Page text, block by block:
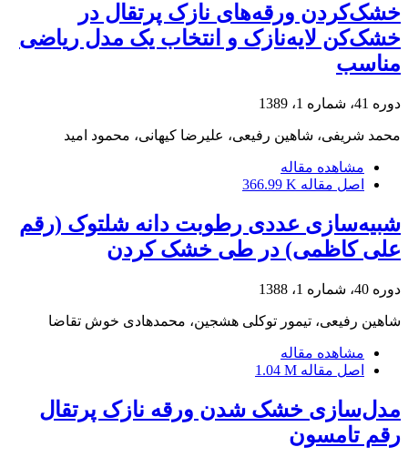
خشک‌کردن ورقه‌های نازک پرتقال در
خشک‌کن لایه‌نازک و انتخاب یک مدل ریاضی
مناسب
دوره 41، شماره 1، 1389
محمد شریفی، شاهین رفیعی، علیرضا کیهانی، محمود امید
مشاهده مقاله
اصل مقاله 366.99 K
شبیه‌سازی عددی رطوبت دانه شلتوک (رقم
علی کاظمی) در طی خشک کردن
دوره 40، شماره 1، 1388
شاهین رفیعی، تیمور توکلی هشجین، محمدهادی خوش تقاضا
مشاهده مقاله
اصل مقاله 1.04 M
مدل‌سازی خشک شدن ورقه نازک پرتقال
رقم تامسون